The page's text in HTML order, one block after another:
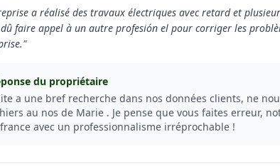
a réalisé des travaux électriques avec retard et
dû faire appel à un autre profesión el pour corriger les
du propriétaire
a une bref recherche dans nos données clients, ne
au nos de Marie . Je pense que vous faites erreur,
avec un professionnalisme irréprochable !